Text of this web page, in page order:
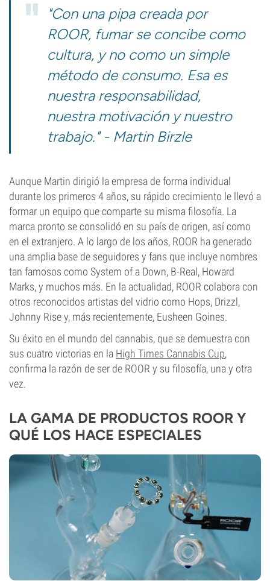
"Con una pipa creada por
ROOR, fumar se concibe como
cultura, y no como un simple
método de consumo. Esa es
nuestra responsabilidad,
nuestra motivación y nuestro
trabajo." - Martin Birzle
Aunque Martin dirigió la empresa de forma individual
durante los primeros 4 años, su rápido crecimiento le llevó a
formar un equipo que comparte su misma filosofía. La
marca pronto se consolidó en su país de origen, así como
en el extranjero. A lo largo de los años, ROOR ha generado
una amplia base de seguidores y fans que incluye nombres
tan famosos como System of a Down, B-Real, Howard
Marks, y muchos más. En la actualidad, ROOR colabora con
otros reconocidos artistas del vidrio como Hops, Drizzl,
Johnny Rise y, más recientemente, Eusheen Goines.
Su éxito en el mundo del cannabis, que se demuestra con
sus cuatro victorias en la High Times Cannabis Cup,
confirma la razón de ser de ROOR y su filosofía, una y otra
vez.
LA GAMA DE PRODUCTOS ROOR Y
QUÉ LOS HACE ESPECIALES